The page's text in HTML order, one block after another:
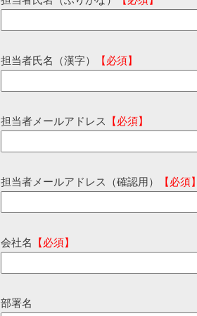
担当者氏名（漢字） 【必須】
担当者メールアドレス 【必須】
担当者メールアドレス（確認用） 【必須
会社名 【必須】
部署名